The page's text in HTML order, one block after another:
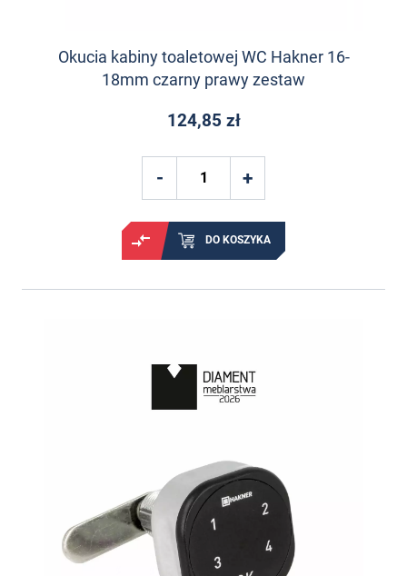
Okucia kabiny toaletowej WC Hakner 16-
18mm czarny prawy zestaw
124,85 zł
DO KOSZYKA